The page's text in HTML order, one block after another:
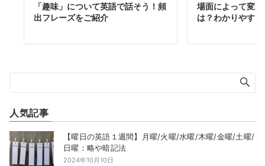
「趣味」について英語で話そう！頻
出フレーズをご紹介
場面によって変
は？わかりやす
人気記事
【曜日の英語１週間】月曜/火曜/水曜/木曜/金曜/土曜/
日曜：略や暗記法
2024年10月10日